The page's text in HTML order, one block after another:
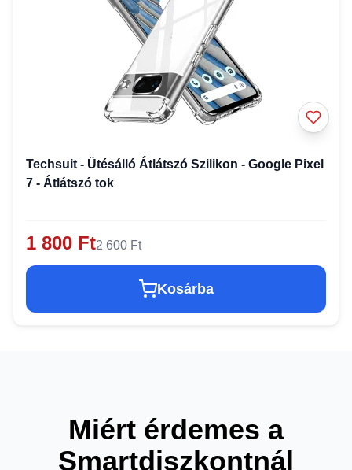
Techsuit - Ütésálló Átlátszó Szilikon - Google Pixel
7 - Átlátszó tok
1 800 Ft2 600 Ft
Kosárba
Miért érdemes a
Smartdiszkontnál